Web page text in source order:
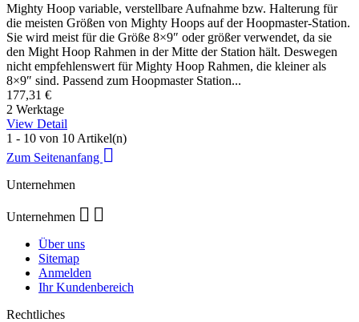
Mighty Hoop variable, verstellbare Aufnahme bzw. Halterung für
die meisten Größen von Mighty Hoops auf der Hoopmaster-Station.
Sie wird meist für die Größe 8×9″ oder größer verwendet, da sie
den Might Hoop Rahmen in der Mitte der Station hält. Deswegen
nicht empfehlenswert für Mighty Hoop Rahmen, die kleiner als
8×9″ sind. Passend zum Hoopmaster Station...
177,31 €
2 Werktage
View Detail
1 - 10 von 10 Artikel(n)
Zum Seitenanfang 
Unternehmen
Unternehmen  
Über uns
Sitemap
Anmelden
Ihr Kundenbereich
Rechtliches